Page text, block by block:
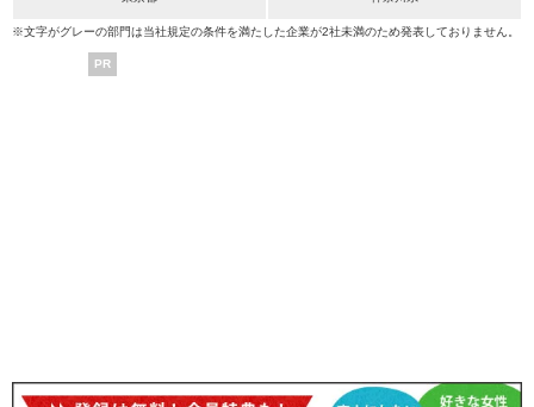
※文字がグレーの部門は当社規定の条件を満たした企業が2社未満のため発表しておりません。
PR